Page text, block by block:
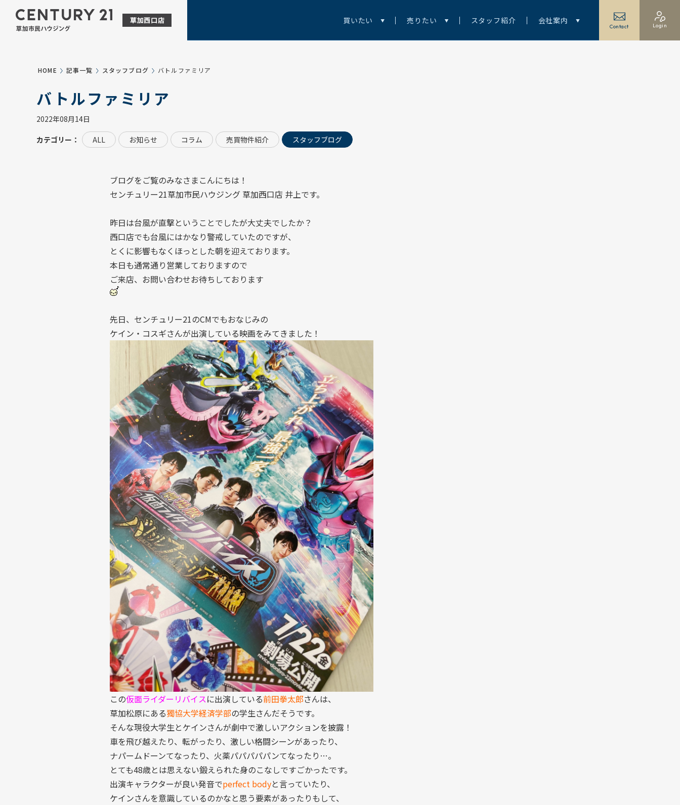
買いたい 売りたい スタッフ紹介 会社案内
Contact Login
HOME 記事一覧 スタッフブログ バトルファミリア
バトルファミリア
2022年08月14日
カテゴリー： ALL お知らせ コラム 売買物件紹介 スタッフブログ
ブログをご覧のみなさまこんにちは！
センチュリー21草加市民ハウジング 草加西口店 井上です。
昨日は台風が直撃ということでしたが大丈夫でしたか？
西口店でも台風にはかなり警戒していたのですが、
とくに影響もなくほっとした朝を迎えております。
本日も通常通り営業しておりますので
ご来店、お問い合わせお待ちしております
先日、センチュリー21のCMでもおなじみの
ケイン・コスギさんが出演している映画をみてきました！
この仮面ライダーリバイスに出演している前田拳太郎さんは、
草加松原にある獨協大学経済学部の学生さんだそうです。
そんな現役大学生とケインさんが劇中で激しいアクションを披露！
車を飛び越えたり、転がったり、激しい格闘シーンがあったり、
ナパームドーンてなったり、火薬パパパパパンてなったり…。
とても48歳とは思えない鍛えられた身のこなしですごかったです。
出演キャラクターが良い発音でperfect bodyと言っていたり、
ケインさんを意識しているのかなと思う要素があったりもして、